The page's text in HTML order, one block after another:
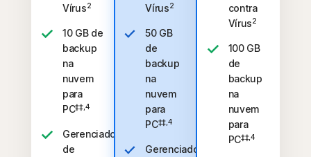
Vírus2
10 GB de
backup
na
nuvem
para
PC‡‡,4
Gerenciador
de
Vírus2
50 GB
de
backup
na
nuvem
para
PC‡‡,4
Gerenciador
contra
Vírus2
100 GB
de
backup
na
nuvem
para
PC‡‡,4